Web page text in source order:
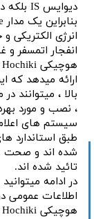
دیوایس IS بلکه در کل مدار در نظر گرفته میشود.
انرژی الکتریکی
انفجار اتمسفر و
ارائه میدهد که
بالا ،
، نصب و مورد بهره
تائید شده اند.
در ادامه
اطلاعات عمومی
هوچیکی Hochiki را مشاهده نمایید.